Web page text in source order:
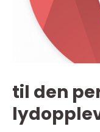
til den